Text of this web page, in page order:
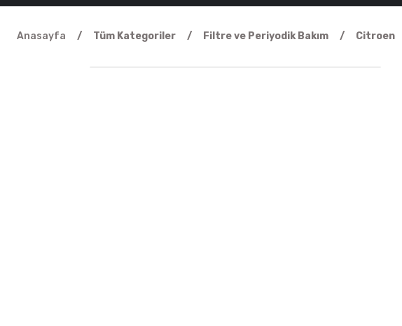
Anasayfa Tüm Kategoriler Filtre ve Periyodik Bakım Citroen